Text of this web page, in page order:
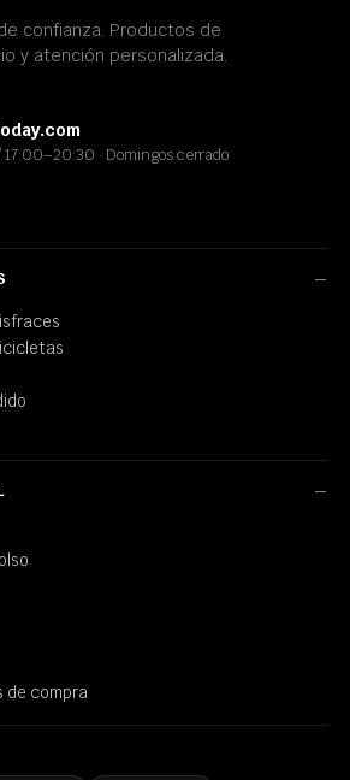
confianza. Productos de
y atención personalizada.
· Domingos cerrado
de compra